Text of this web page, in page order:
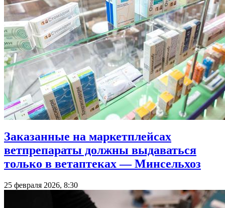
Заказанные на маркетплейсах
ветпрепараты должны выдаваться
только в ветаптеках — Минсельхоз
25 февраля 2026, 8:30